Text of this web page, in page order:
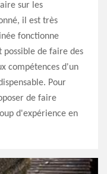
sur les
il est très
fonctionne
possible de faire des
compétences d'un
Pour
de faire
d'expérience en